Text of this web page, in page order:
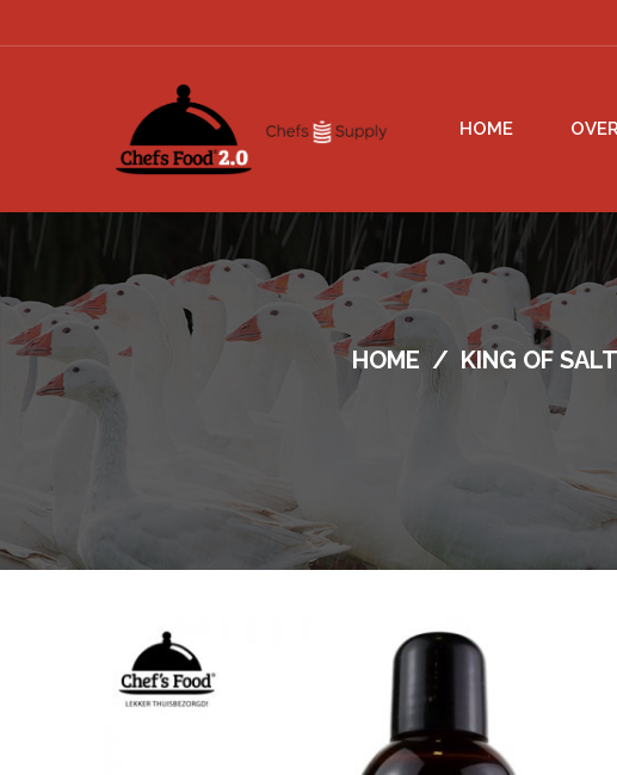
HOME
HOME / KING OF SALT